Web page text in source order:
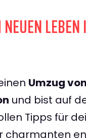
LEBEN
Umzug
und bist auf
Tipps für
charmanten